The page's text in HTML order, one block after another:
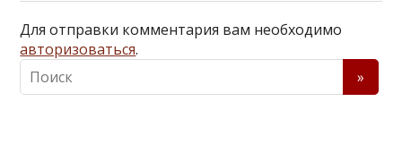
Для отправки комментария вам необходимо
авторизоваться.